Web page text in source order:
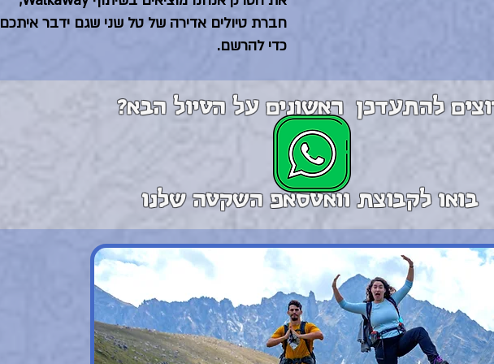
חברת טיולים אדירה של טל שני שגם ידבר איתכם
כדי להרשם.
להתעדכן ראשונים על הטיול הבא?
בואו לקבוצת וואטסאפ השקטה שלנו